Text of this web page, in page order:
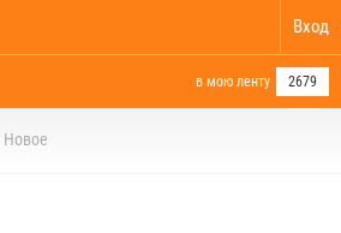
Вход
в мою ленту 2679
Новое